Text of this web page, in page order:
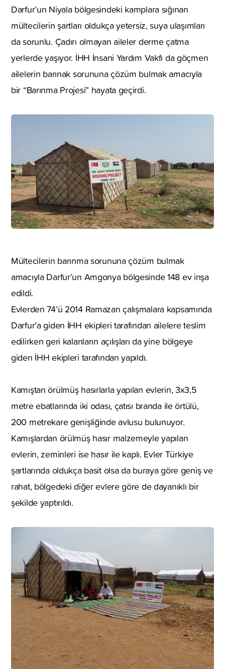
Darfur’un Niyala bölgesindeki kamplara sığınan
mültecilerin şartları oldukça yetersiz, suya ulaşımları
da sorunlu. Çadırı olmayan aileler derme çatma
yerlerde yaşıyor. İHH İnsani Yardım Vakfı da göçmen
ailelerin barınak sorununa çözüm bulmak amacıyla
bir “Barınma Projesi” hayata geçirdi.
Mültecilerin barınma sorununa çözüm bulmak
amacıyla Darfur’un Amgonya bölgesinde 148 ev inşa
edildi.
Evlerden 74’ü 2014 Ramazan çalışmalara kapsamında
Darfur’a giden İHH ekipleri tarafından ailelere teslim
edilirken geri kalanların açılışları da yine bölgeye
giden İHH ekipleri tarafından yapıldı.
Kamıştan örülmüş hasırlarla yapılan evlerin, 3x3,5
metre ebatlarında iki odası, çatısı branda ile örtülü,
200 metrekare genişliğinde avlusu bulunuyor.
Kamışlardan örülmüş hasır malzemeyle yapılan
evlerin, zeminleri ise hasır ile kaplı. Evler Türkiye
şartlarında oldukça basit olsa da buraya göre geniş ve
rahat, bölgedeki diğer evlere göre de dayanıklı bir
şekilde yaptırıldı.